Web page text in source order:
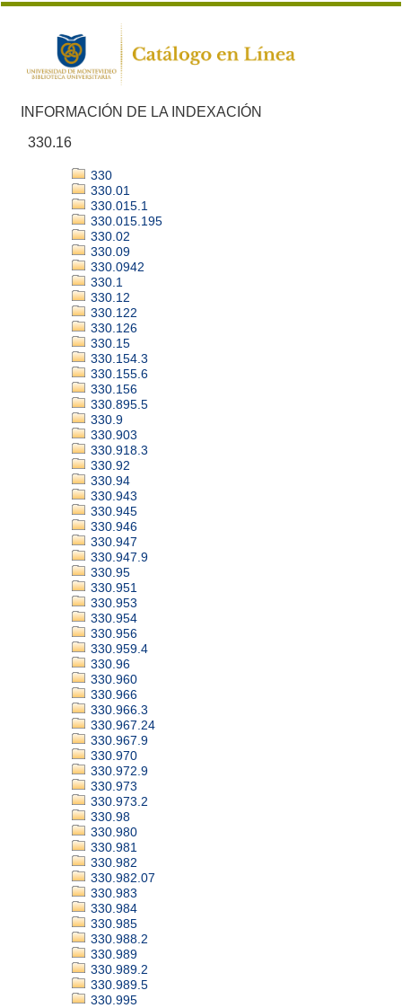
INFORMACIÓN DE LA INDEXACIÓN
330.16
330
330.01
330.015.1
330.015.195
330.02
330.09
330.0942
330.1
330.12
330.122
330.126
330.15
330.154.3
330.155.6
330.156
330.895.5
330.9
330.903
330.918.3
330.92
330.94
330.943
330.945
330.946
330.947
330.947.9
330.95
330.951
330.953
330.954
330.956
330.959.4
330.96
330.960
330.966
330.966.3
330.967.24
330.967.9
330.970
330.972.9
330.973
330.973.2
330.98
330.980
330.981
330.982
330.982.07
330.983
330.984
330.985
330.988.2
330.989
330.989.2
330.989.5
330.995